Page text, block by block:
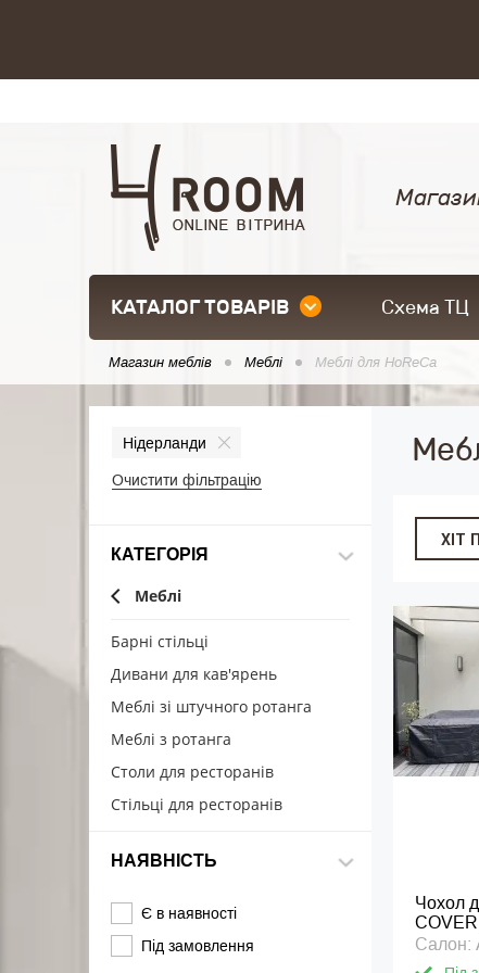
КАТАЛОГ ТОВАРІВ Схема ТЦ
Магазин меблів Меблі Меблі для HoReCa
Нідерланди
Очистити фільтрацію
КАТЕГОРІЯ
Меблі
Барні стільці
Дивани для кав'ярень
Меблі зі штучного ротанга
Меблі з ротанга
Столи для ресторанів
Стільці для ресторанів
НАЯВНІСТЬ
Є в наявності
Під замовлення
ХІТ
Чохол
COVER
Салон: